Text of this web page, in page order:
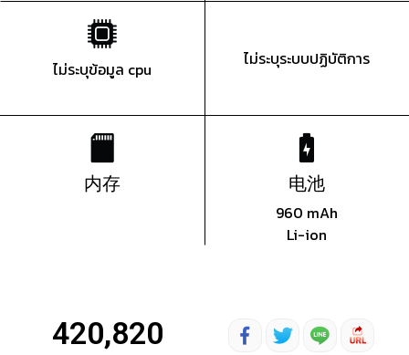
ไม่ระบุข้อมูล cpu ไม่ระบุระบบปฏิบัติการ
内存 电池
960 mAh
Li-ion
420,820